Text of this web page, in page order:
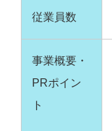
従業員数
事業概要・
PRポイン
ト